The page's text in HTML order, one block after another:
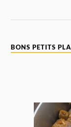
BONS PETITS